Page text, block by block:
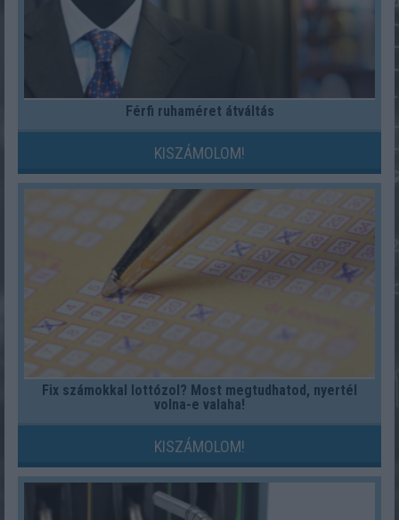
Férfi ruhaméret átváltás
KISZÁMOLOM!
Fix számokkal lottózol? Most megtudhatod, nyertél
volna-e valaha!
KISZÁMOLOM!